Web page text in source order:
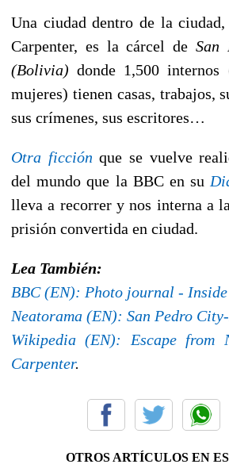
Una ciudad dentro de la
Carpenter, es la cárcel de San
(Bolivia) donde 1,500
mujeres) tienen casas, trabajos,
sus crímenes, sus escritores…
Otra ficción que se vuelve
del mundo que la BBC en su
lleva a recorrer y nos interna a
prisión convertida en ciudad.
Lea También:
BBC (EN): Photo journal -
Neatorama (EN): San Pedro
Wikipedia (EN): Escape from
Carpenter.
OTROS ARTÍCULOS EN